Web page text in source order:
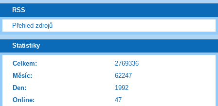
RSS
Přehled zdrojů
Statistiky
Online: 47
Celkem:
2769336
Měsíc:
62247
Den:
1992